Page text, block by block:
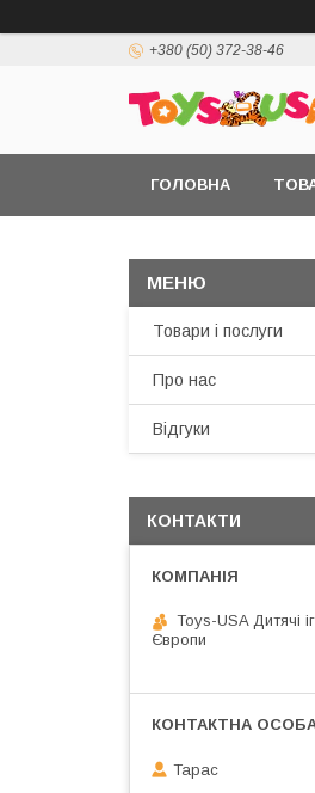
+380 (50) 372-38-46
ГОЛОВНА
Товари і послуги
Про нас
Відгуки
КОНТАКТИ
Toys-USA Дитячі
Європи
Тарас